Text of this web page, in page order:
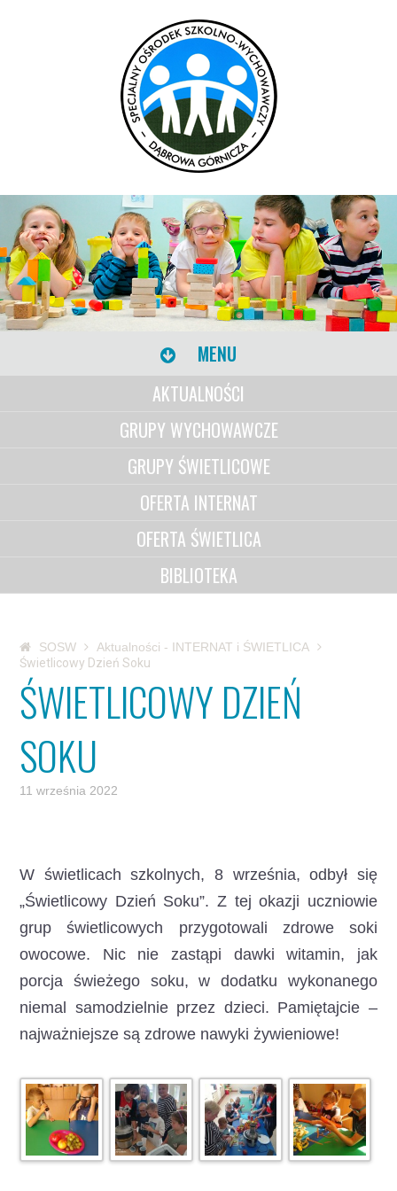
MENU
AKTUALNOŚCI
GRUPY WYCHOWAWCZE
GRUPY ŚWIETLICOWE
OFERTA INTERNAT
OFERTA ŚWIETLICA
BIBLIOTEKA
SOSW
Aktualności - INTERNAT i ŚWIETLICA
Świetlicowy Dzień Soku
ŚWIETLICOWY DZIEŃ
SOKU
11 września 2022
W świetlicach szkolnych, 8 września, odbył się
„Świetlicowy Dzień Soku”. Z tej okazji uczniowie
grup świetlicowych przygotowali zdrowe soki
owocowe. Nic nie zastąpi dawki witamin, jak
porcja świeżego soku, w dodatku wykonanego
niemal samodzielnie przez dzieci. Pamiętajcie –
najważniejsze są zdrowe nawyki żywieniowe!